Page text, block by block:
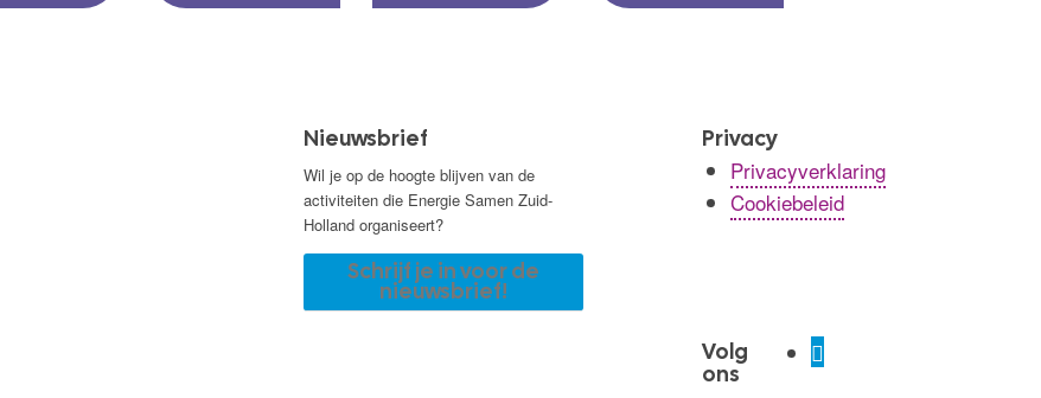
Nieuwsbrief
Wil je op de hoogte blijven van de
activiteiten die Energie Samen Zuid-
Holland organiseert?
Schrijf je in voor de
nieuwsbrief!
Privacy
Privacyverklaring
Cookiebeleid
Volg
ons